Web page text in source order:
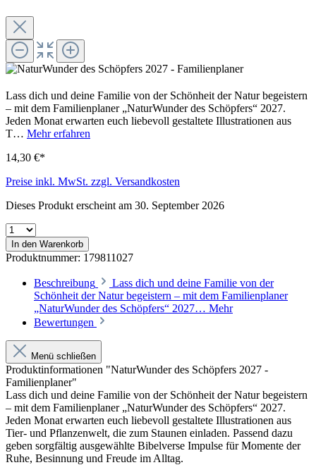
Lass dich und deine Familie von der Schönheit der Natur begeistern
– mit dem Familienplaner „NaturWunder des Schöpfers“ 2027.
Jeden Monat erwarten euch liebevoll gestaltete Illustrationen aus
T… Mehr erfahren
14,30 €*
Preise inkl. MwSt. zzgl. Versandkosten
Dieses Produkt erscheint am 30. September 2026
In den Warenkorb
Produktnummer: 179811027
Beschreibung
Lass dich und deine Familie von der
Schönheit der Natur begeistern – mit dem Familienplaner
„NaturWunder des Schöpfers“ 2027… Mehr
Bewertungen
Menü schließen
Produktinformationen "NaturWunder des Schöpfers 2027 -
Familienplaner"
Lass dich und deine Familie von der Schönheit der Natur begeistern
– mit dem Familienplaner „NaturWunder des Schöpfers“ 2027.
Jeden Monat erwarten euch liebevoll gestaltete Illustrationen aus
Tier- und Pflanzenwelt, die zum Staunen einladen. Passend dazu
geben sorgfältig ausgewählte Bibelverse Impulse für Momente der
Ruhe, Besinnung und Freude im Alltag.